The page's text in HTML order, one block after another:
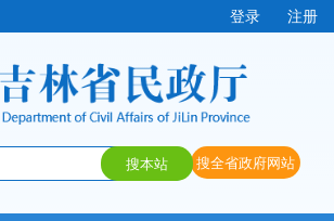
登录 注册